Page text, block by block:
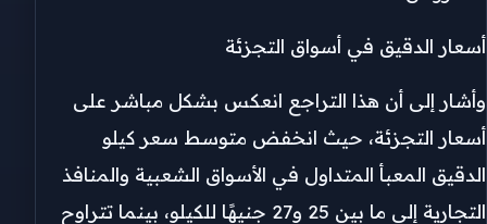
أسعار الدقيق في أسواق التجزئة
وأشار إلى أن هذا التراجع انعكس بشكل مباشر على
أسعار التجزئة، حيث انخفض متوسط سعر كيلو
الدقيق المعبأ المتداول في الأسواق الشعبية والمنافذ
التجارية إلى ما بين 25 و27 جنيهًا للكيلو، بينما تتراوح